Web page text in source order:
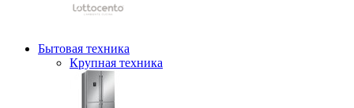
Бытовая техника
Крупная техника